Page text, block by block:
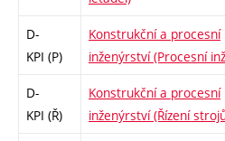
D-
KPI (P)
Konstrukční a procesní
inženýrství (Procesní
D-
KPI (Ř)
Konstrukční a procesní
inženýrství (Řízení